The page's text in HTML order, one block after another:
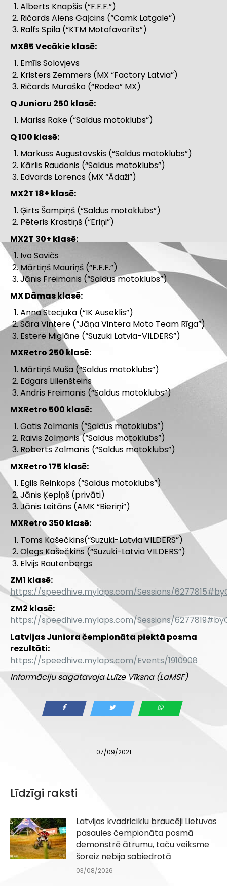
Alberts Knapšis (“F.F.F.”)
Ričards Alens Gaļcins (“Camk Latgale”)
Ralfs Spila (“KTM Motofavorīts”)
MX85 Vecākie klasē:
Emīls Solovjevs
Kristers Zemmers (MX “Factory Latvia”)
Ričards Muraško (“Rodeo” MX)
Q Junioru 250 klasē:
Mariss Rake (“Saldus motoklubs”)
Q 100 klasē:
Markuss Augustovskis (“Saldus motoklubs”)
Kārlis Raudonis (“Saldus motoklubs”)
Edvards Lorencs (MX “Ādaži”)
MX2T 18+ klasē:
Ģirts Šampiņš (“Saldus motoklubs”)
Pēteris Krastiņš (“Eriņi”)
MX2T 30+ klasē:
Ivo Savičs
Mārtiņš Mauriņš (“F.F.F.”)
Jānis Freimanis (“Saldus motoklubs”)
MX Dāmas klasē:
Anna Stecjuka (“IK Auseklis”)
Sāra Vintere (“Jāņa Vintera Moto Team Rīga”)
Estere Miglāne (“Suzuki Latvia-VILDERS”)
MXRetro 250 klasē:
Mārtiņš Muša (“Saldus motoklubs”)
Edgars Lilienšteins
Andris Freimanis (“Saldus motoklubs”)
MXRetro 500 klasē:
Gatis Zolmanis (“Saldus motoklubs”)
Raivis Zolmanis (“Saldus motoklubs”)
Roberts Zolmanis (“Saldus motoklubs”)
MXRetro 175 klasē:
Egils Reinkops (“Saldus motoklubs”)
Jānis Ķepiņš (privāti)
Jānis Leitāns (AMK “Bieriņi”)
MXRetro 350 klasē:
Toms Kašečkins(“Suzuki-Latvia VILDERS”)
Oļegs Kašečkins (“Suzuki-Latvia VILDERS”)
Elvijs Rautenbergs
ZM1 klasē:
https://speedhive.mylaps.com/Sessions/
ZM2 klasē:
https://speedhive.mylaps.com/Sessions/
Latvijas Juniora čempionāta piektā posma
rezultāti:
https://speedhive.mylaps.com/Events/1910908
Informāciju sagatavoja Luīze Vīksna (LaMSF)
07/09/2021
Līdzīgi raksti
Latvijas kvadriciklu braucēji Lietuvas
pasaules čempionāta posmā
demonstrē ātrumu, taču veiksme
šoreiz nebija sabiedrotā
03/08/2026